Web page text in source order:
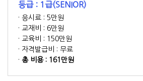
등급 : 1급(SENIOR)
· 응시료 : 5만원
· 교재비 : 6만원
· 교육비 : 150만원
· 자격발급비 : 무료
· 총 비용 : 161만원